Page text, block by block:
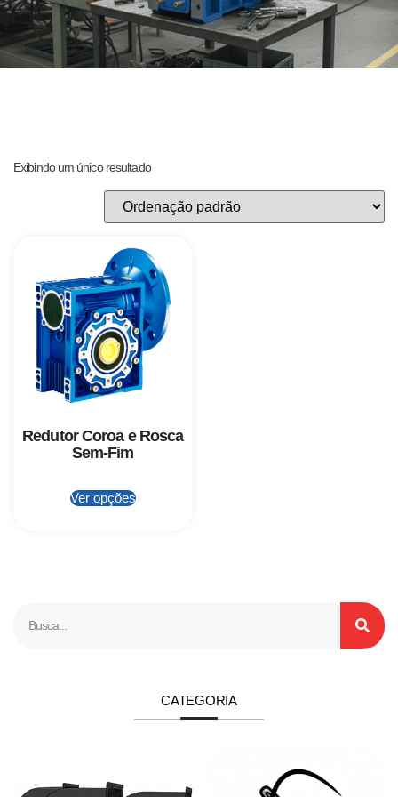
Exibindo um único resultado
Redutor Coroa e Rosca
Sem-Fim
Ver opções
CATEGORIA